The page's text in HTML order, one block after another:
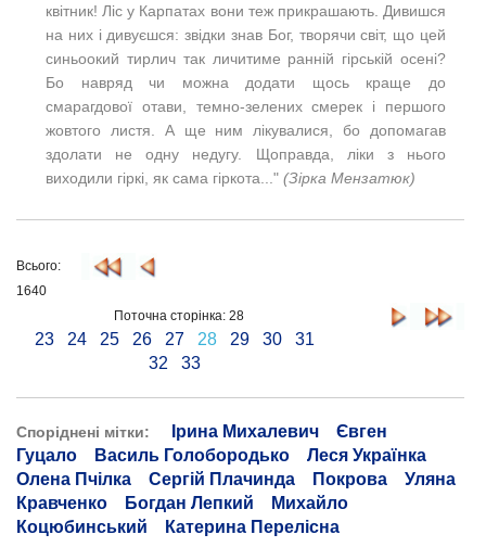
квітник! Ліс у Карпатах вони теж прикрашають. Дивишся
на них і дивуєшся: звідки знав Бог, творячи світ, що цей
синьоокий тирлич так личитиме ранній гірській осені?
Бо навряд чи можна додати щось краще до
смарагдової отави, темно-зелених смерек і першого
жовтого листя. А ще ним лікувалися, бо допомагав
здолати не одну недугу. Щоправда, ліки з нього
виходили гіркі, як сама гіркота..." (Зірка Мензатюк)
Всього:
1640
Поточна сторінка: 28
23 24 25 26 27 28 29 30
31
32
33
Споріднені мітки: Ірина Михалевич
Євген
Гуцало
Василь Голобородько
Леся Українка
Олена Пчілка
Сергій Плачинда Покрова
Уляна
Кравченко
Богдан Лепкий
Михайло
Коцюбинський
Катерина Перелісна